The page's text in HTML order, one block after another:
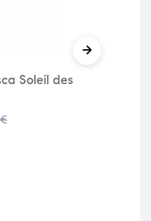
Soleil des
€